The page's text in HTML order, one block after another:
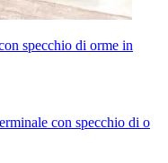
specchio di orme in
con specchio di o